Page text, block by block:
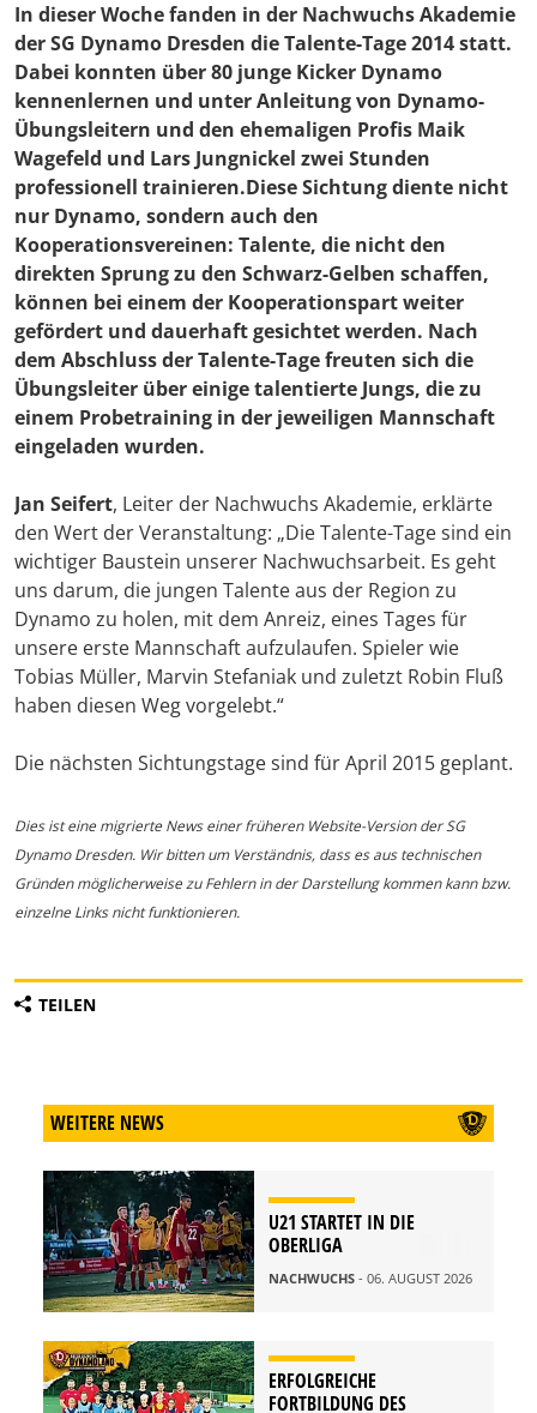
In dieser Woche fanden in der Nachwuchs Akademie
der SG Dynamo Dresden die Talente-Tage 2014 statt.
Dabei konnten über 80 junge Kicker Dynamo
kennenlernen und unter Anleitung von Dynamo-
Übungsleitern und den ehemaligen Profis Maik
Wagefeld und Lars Jungnickel zwei Stunden
professionell trainieren.Diese Sichtung diente nicht
nur Dynamo, sondern auch den
Kooperationsvereinen: Talente, die nicht den
direkten Sprung zu den Schwarz-Gelben schaffen,
können bei einem der Kooperationspart weiter
gefördert und dauerhaft gesichtet werden. Nach
dem Abschluss der Talente-Tage freuten sich die
Übungsleiter über einige talentierte Jungs, die zu
einem Probetraining in der jeweiligen Mannschaft
eingeladen wurden.
Jan Seifert, Leiter der Nachwuchs Akademie, erklärte
den Wert der Veranstaltung: „Die Talente-Tage sind ein
wichtiger Baustein unserer Nachwuchsarbeit. Es geht
uns darum, die jungen Talente aus der Region zu
Dynamo zu holen, mit dem Anreiz, eines Tages für
unsere erste Mannschaft aufzulaufen. Spieler wie
Tobias Müller, Marvin Stefaniak und zuletzt Robin Fluß
haben diesen Weg vorgelebt.“
Die nächsten Sichtungstage sind für April 2015 geplant.
Dies ist eine migrierte News einer früheren Website-Version der SG
Dynamo Dresden. Wir bitten um Verständnis, dass es aus technischen
Gründen möglicherweise zu Fehlern in der Darstellung kommen kann bzw.
einzelne Links nicht funktionieren.
TEILEN
WEITERE NEWS
U21 STARTET IN DIE
OBERLIGA
NACHWUCHS - 06. AUGUST 2026
ERFOLGREICHE
FORTBILDUNG DES